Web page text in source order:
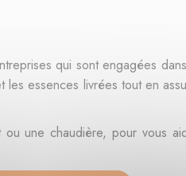
qui sont engagées
essences livrées tout en
une chaudière, pour vous